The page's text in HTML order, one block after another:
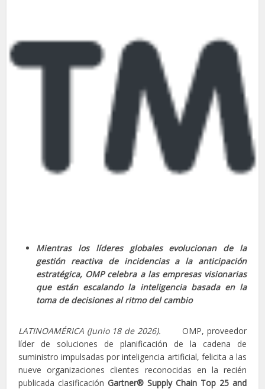
Mientras los líderes globales evolucionan de la
gestión reactiva de incidencias a la anticipación
estratégica, OMP celebra a las empresas visionarias
que están escalando la inteligencia basada en la
toma de decisiones al ritmo del cambio
LATINOAMÉRICA (Junio 18 de 2026).OMP, proveedor
líder de soluciones de planificación de la cadena de
suministro impulsadas por inteligencia artificial, felicita a las
nueve organizaciones clientes reconocidas en la recién
publicada clasificaciónGartner® Supply Chain Top 25 and